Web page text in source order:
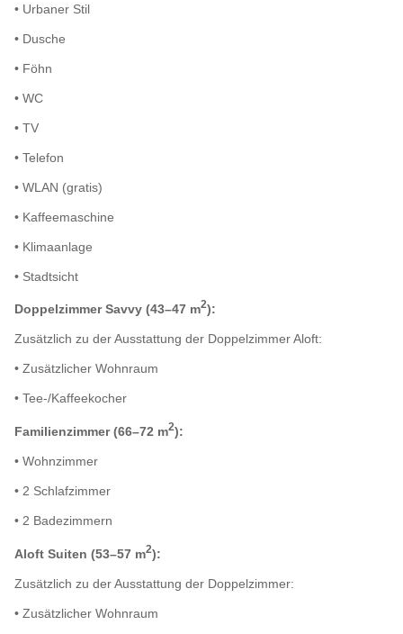
• Urbaner Stil
• Dusche
• Föhn
• WC
• TV
• Telefon
• WLAN (gratis)
• Kaffeemaschine
• Klimaanlage
• Stadtsicht
Doppelzimmer Savvy (43–47 m2):
Zusätzlich zu der Ausstattung der Doppelzimmer Aloft:
• Zusätzlicher Wohnraum
• Tee-/Kaffeekocher
Familienzimmer (66–72 m2):
• Wohnzimmer
• 2 Schlafzimmer
• 2 Badezimmern
Aloft Suiten (53–57 m2):
Zusätzlich zu der Ausstattung der Doppelzimmer:
• Zusätzlicher Wohnraum